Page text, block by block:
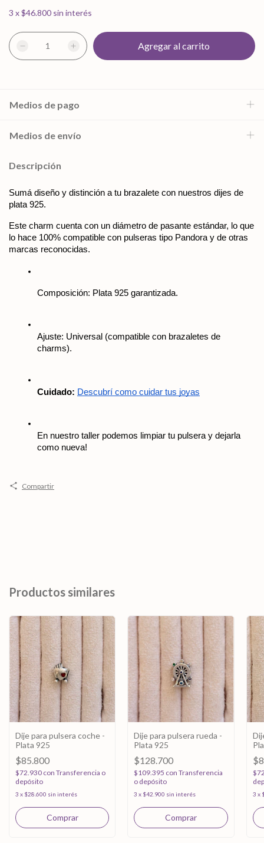
3 x$46.800 sin interés
Medios de pago
Medios de envío
Descripción
Sumá diseño y distinción a tu brazalete con nuestros dijes de
plata 925.
Este charm cuenta con un diámetro de pasante estándar, lo que
lo hace 100% compatible con pulseras tipo Pandora y de otras
marcas reconocidas.
Composición: Plata 925 garantizada.
Ajuste: Universal (compatible con brazaletes de
charms).
Cuidado: Descubrí como cuidar tus joyas
En nuestro taller podemos limpiar tu pulsera y dejarla
como nueva!
Compartir
Productos similares
Dije para pulsera coche -
Plata 925
$85.800
$72.930 con Transferencia o
depósito
3 x $28.600 sin interés
Dije para pulsera rueda -
Plata 925
$128.700
$109.395 con Transferencia
o depósito
3 x $42.900 sin interés 3 x